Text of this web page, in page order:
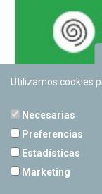
Utilizamos cookies
Necesarias
Preferencias
Estadísticas
Marketing